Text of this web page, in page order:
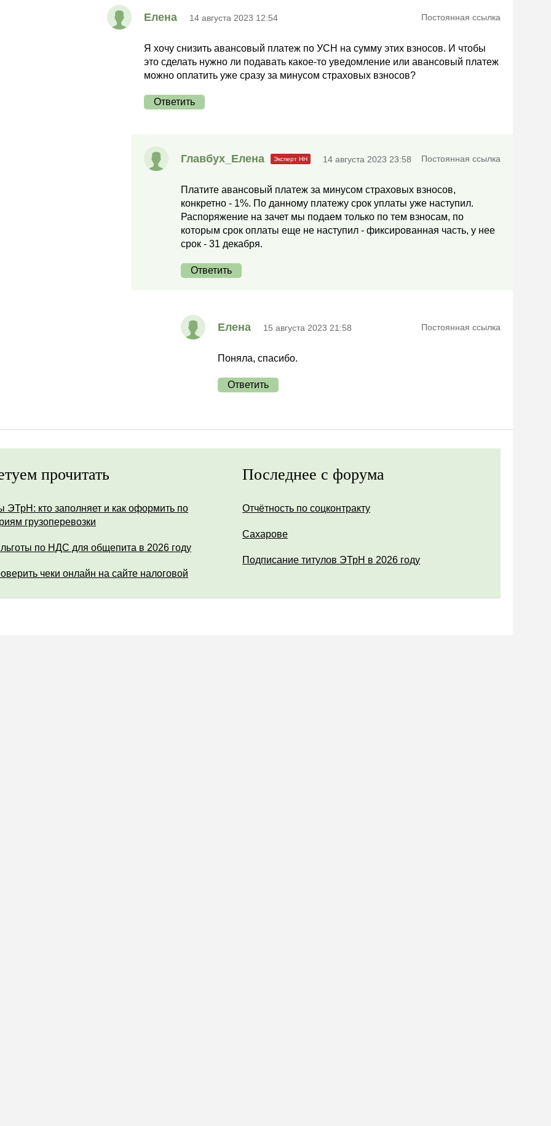
Елена 14 августа 2023 12:54 Постоянная ссылка
Я хочу снизить авансовый платеж по УСН на сумму этих взносов. И чтобы
это сделать нужно ли подавать какое-то уведомление или авансовый платеж
можно оплатить уже сразу за минусом страховых взносов?
Ответить
Главбух_Елена 14 августа 2023 23:58 Постоянная ссылка
Платите авансовый платеж за минусом страховых взносов,
конкретно - 1%. По данному платежу срок уплаты уже наступил.
Распоряжение на зачет мы подаем только по тем взносам, по
которым срок оплаты еще не наступил - фиксированная часть, у нее
срок - 31 декабря.
Ответить
Елена 15 августа 2023 21:58 Постоянная ссылка
Поняла, спасибо.
Ответить
прочитать
ЭТрН: кто заполняет и как оформить по
грузоперевозки
льготы по НДС для общепита в 2026 году
чеки онлайн на сайте налоговой
Последнее с форума
Отчётность по соцконтракту
Сахарове
Подписание титулов ЭТрН в 2026 году